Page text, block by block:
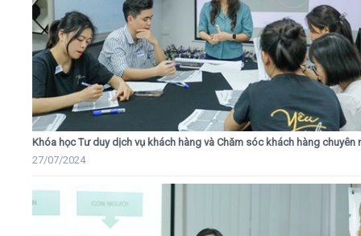
Khóa học Tư duy dịch vụ khách hàng và Chăm sóc khách hàng chuyên
27/07/2024